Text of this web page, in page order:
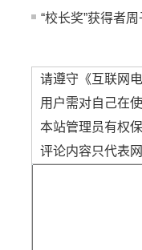
“校长奖”获得者
请遵守《互联网
用户需对自己在
本站管理员有权
评论内容只代表